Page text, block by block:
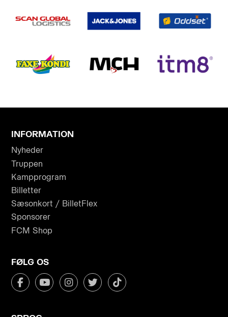
INFORMATION
Nyheder
Truppen
Kampprogram
Billetter
Sæsonkort / BilletFlex
Sponsorer
FCM Shop
FØLG OS